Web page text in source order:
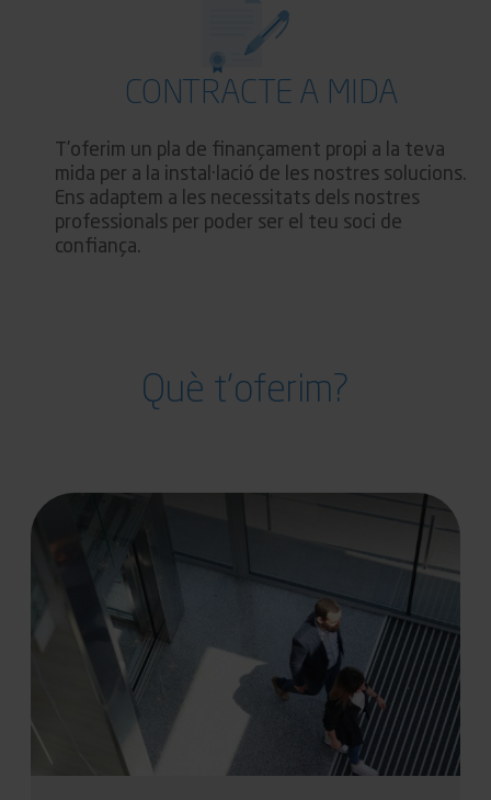
CONTRACTE A MIDA
T’oferim un pla de finançament propi a la teva
mida per a la instal·lació de les nostres solucions.
Ens adaptem a les necessitats dels nostres
professionals per poder ser el teu soci de
confiança.
Què t'oferim?